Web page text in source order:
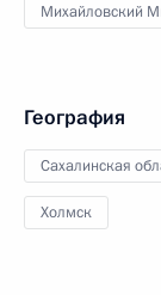
Михайловский
География
Сахалинская
Холмск